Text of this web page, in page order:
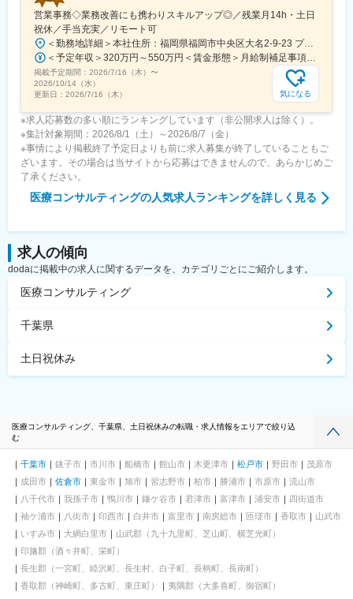
研究所での経験、CMC薬事の経験者が多いです。
変更の範囲：会社の定める業務
営業事務◇業務改善にも携わりスキルアップ◎／残業月14h・土日
祝休／手当充実／リモート可
＜勤務地詳細＞本社住所：福岡県福岡市中央区大名2-9-23 プリオ福岡ビル勤務地最寄駅：地下鉄空港線／天神駅受動喫煙対策：屋内全面禁煙変更の範囲：会社の定める事業所
掲載予定期間： 2026/7/16（木） 〜
2026/10/14（水）
更新日： 2026/7/16（木） 気になる
※求人応募数の多い順にランキングしています（非公開求人は除く）。
※集計対象期間：2026/8/1（土）～2026/8/7（金）
※事情により掲載終了予定日よりも前に求人募集が終了していることもご
ざいます。その場合は当サイトから応募はできませんので、あらかじめご
了承ください。
医療コンサルティングの人気求人ランキングを詳しく見る
求人の傾向
dodaに掲載中の求人に関するデータを、カテゴリごとにご紹介します。
医療コンサルティング
千葉県
土日祝休み
医療コンサルティング、千葉県、土日祝休みの転職・求人情報をエリアで絞り込
む
千葉市 銚子市 市川市 船橋市 館山市 木更津市 松戸市 野田市
茂原市
成田市
佐倉市 東金市 旭市 習志野市 柏市 勝浦市 市原市
流山市
八千代市
我孫子市 鴨川市 鎌ケ谷市 君津市 富津市 浦安市
四街道市
袖ケ浦市
八街市 印西市 白井市 富里市 南房総市 匝瑳市 香取市
山武市
いすみ市
大網白里市
山武郡（九十九里町、芝山町、横芝光町）
印旛郡（酒々井町、栄町）
長生郡（一宮町、睦沢町、長生村、白子町、長柄町、長南町）
香取郡（神崎町、多古町、東庄町）
夷隅郡（大多喜町、御宿町）